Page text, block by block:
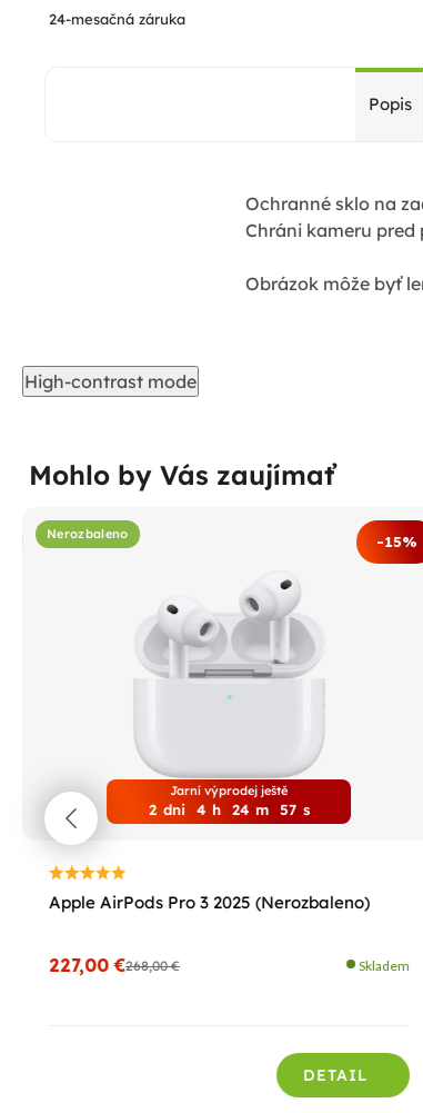
24-mesačná záruka
Popis
Ochranné sklo na
Chráni kameru
Obrázok môže byť
High-contrast mode
Mohlo by Vás zaujímať
Nerozbaleno -15%
Jarní výprodej ještě
2 dni 4 h 24 m 56 s
Apple AirPods Pro 3 2025 (Nerozbaleno)
268,00 €
227,00 € Skladem
DETAIL